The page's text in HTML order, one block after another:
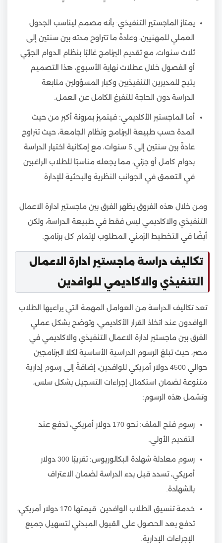
يمتاز الماجستير التنفيذي: بأنه مصمم ليناسب الجدول
العملي للمهنيين، وعادةً ما تتراوح مدته بين سنتين إلى
ثلاث سنوات، مع تقديم البرنامج غالبًا بنظام الدوام الجزئي
أو الفصول خلال عطلات نهاية الأسبوع، هذا التصميم
يتيح للمديرين التنفيذيين وكبار المسؤولين متابعة
الدراسة دون الحاجة للتفرغ الكامل عن العمل.
أما الماجستير الأكاديمي: فيتميز بمرونة أكبر من حيث
المدة حسب طبيعة البرنامج ونظام الجامعة، حيث تتراوح
عادةً بين سنتين إلى 5 سنوات، مع إمكانية اختيار الدراسة
بدوام كامل أو جزئي، مما يجعله مناسبًا للطلاب الراغبين
في التعمق في الجوانب النظرية والبحثية للإدارة.
ومن خلال هذه الفروق يظهر الفرق بين ماجستير ادارة الاعمال
التنفيذي والاكاديمي ليس فقط في طبيعة الدراسة، ولكن
أيضًا في التخطيط الزمني المطلوب لإتمام كل برنامج.
تكاليف دراسة ماجستير ادارة الاعمال
التنفيذي والاكاديمي للوافدين
تعد تكاليف الدراسة من العوامل المهمة التي يراعيها الطلاب
الوافدون عند اتخاذ القرار الأكاديمي، وتوضح بشكل عملي
الفرق بين ماجستير ادارة الاعمال التنفيذي والاكاديمي في
مصر، حيث تبلغ الرسوم الدراسية الأساسية لكلا البرنامجين
حوالي 4500 دولار أمريكي للوافدين، إضافةً إلى رسوم إدارية
متنوعة لضمان استكمال إجراءات التسجيل بشكل سلس،
وتشمل هذه الرسوم:
رسوم فتح الملف: نحو 170 دولار أمريكي، تدفع عند
التقديم الأولي.
رسوم معادلة شهادة البكالوريوس: تقريبًا 300 دولار
أمريكي، تسدد قبل بدء الدراسة لضمان الاعتراف
بالشهادة.
خدمة تنسيق الطلاب الوافدين: قيمتها 170 دولار أمريكي،
تدفع بعد الحصول على القبول المبدئي لتسهيل جميع
الإجراءات الإدارية.